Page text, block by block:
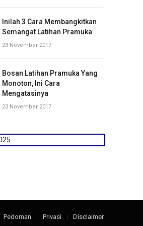
Inilah 3 Cara Membangkitkan
Semangat Latihan Pramuka
23 November 2017
Bosan Latihan Pramuka Yang
Monoton, Ini Cara
Mengatasinya
23 November 2017
Pedoman Privasi Disclaimer